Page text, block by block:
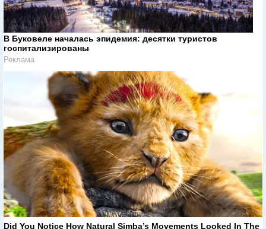
В Буковеле началась эпидемия: десятки туристов
госпитализированы
Реклама
Did You Notice How Natural Simba’s Movements Looked In The